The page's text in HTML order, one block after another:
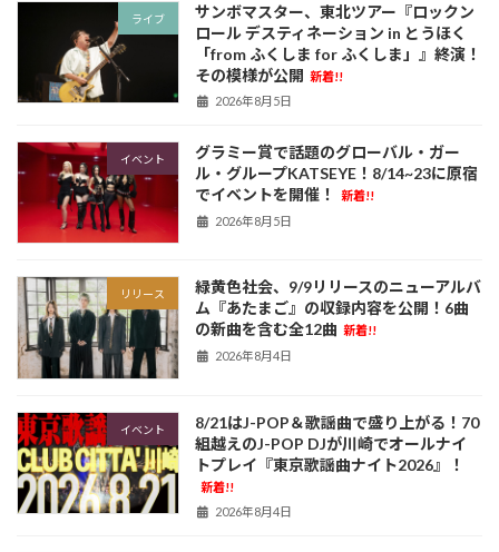
ライブ
サンボマスター、東北ツアー『ロックン
ロール デスティネーション in とうほく
「from ふくしま for ふくしま」』終演！
その模様が公開 新着!!
2026年8月5日
イベント
グラミー賞で話題のグローバル・ガー
ル・グループKATSEYE！8/14~23に原宿
でイベントを開催！
新着!!
2026年8月5日
リリース
緑黄色社会、9/9リリースのニューアルバ
ム『あたまご』の収録内容を公開！6曲
の新曲を含む全12曲 新着!!
2026年8月4日
イベント
8/21はJ-POP＆歌謡曲で盛り上がる！70
組越えのJ-POP DJが川崎でオールナイ
トプレイ『東京歌謡曲ナイト2026』！
新着!!
2026年8月4日